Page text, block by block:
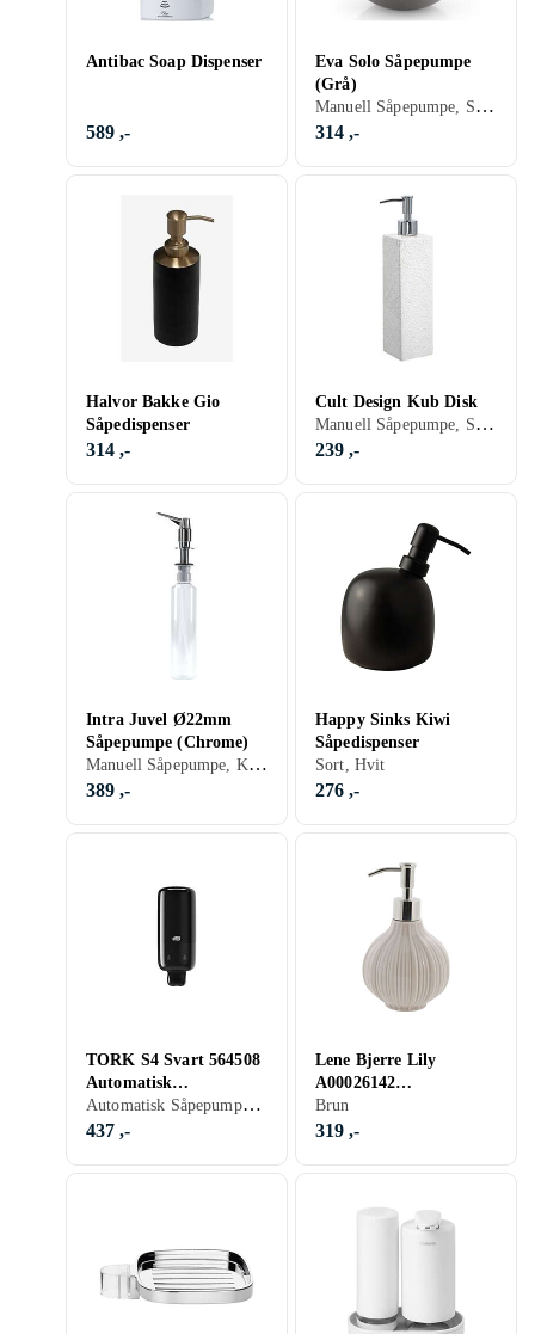
Antibac Soap Dispenser
589 ,-
Eva Solo Såpepumpe
(Grå)
Manuell Såpepumpe, Sort, Hvit, Sølv, Grå, Rustfritt stål, Krom
314 ,-
Halvor Bakke Gio
Såpedispenser
314 ,-
Cult Design Kub Disk
Manuell Såpepumpe, Sort, Hvit, Sølv, Grå, Brun, Rød, Beige, Rosa, Krom
239 ,-
Intra Juvel Ø22mm
Såpepumpe (Chrome)
Manuell Såpepumpe, Krom
389 ,-
Happy Sinks Kiwi
Såpedispenser
Sort, Hvit
276 ,-
TORK S4 Svart 564508
Automatisk
Såpedispenser
Automatisk Såpepumpe, Sort
437 ,-
Lene Bjerre Lily
A00026142
Såpedispenser
Brun
319 ,-